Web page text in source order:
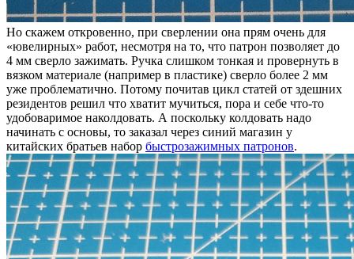
Но скажем откровенно, при сверлении она прям очень для
«ювелирных» работ, несмотря на то, что патрон позволяет до
4 мм сверло зажимать. Ручка слишком тонкая и провернуть в
вязком материале (например в пластике) сверло более 2 мм
уже проблематично. Потому почитав цикл статей от здешних
резидентов решил что хватит мучиться, пора и себе что-то
удобоваримое наколдовать. А поскольку колдовать надо
начинать с основы, то заказал через синий магазин у
китайских братьев набор быстрозажимных патронов.